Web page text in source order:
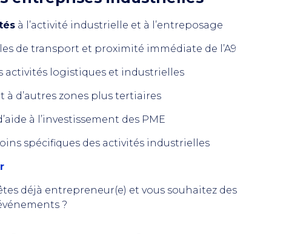
à l’activité industrielle et à l’entreposage
de transport et proximité immédiate de l’A9
activités logistiques et industrielles
à d’autres zones plus tertiaires
à l’investissement des PME
spécifiques des activités industrielles
déjà entrepreneur(e) et vous souhaitez des
?